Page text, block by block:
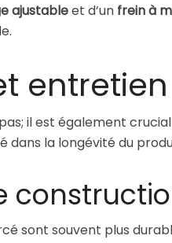
ajustableet d’un frein à
il est également
dans la longévité du
sont souvent plus